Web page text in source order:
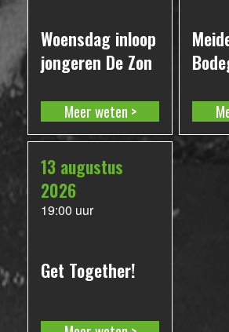
Woensdag inloop
jongeren De Zon
Meer weten
13 augustus
2026
19:00 uur
Get Together!